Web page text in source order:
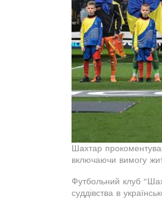
Шахтар
включаючи вимогу
Футбольний клуб
суддівства в